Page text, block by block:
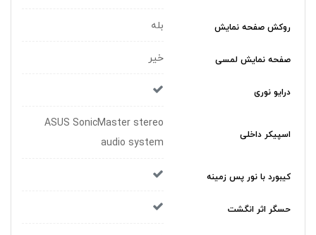
روکش صفحه نمایش بله
صفحه نمایش لمسی خیر
درایو نوری
اسپیکر داخلی
ASUS SonicMaster stereo
audio system
کیبورد با نور پس زمینه
حسگر اثر انگشت